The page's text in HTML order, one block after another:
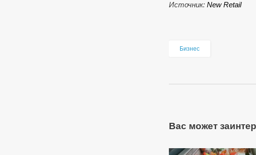
Источник: New Retail
Бизнес
Вас может